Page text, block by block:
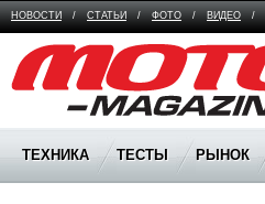
НОВОСТИ / СТАТЬИ / ФОТО / ВИДЕО /
Moto Magazine
ТЕХНИКА ТЕСТЫ РЫНОК